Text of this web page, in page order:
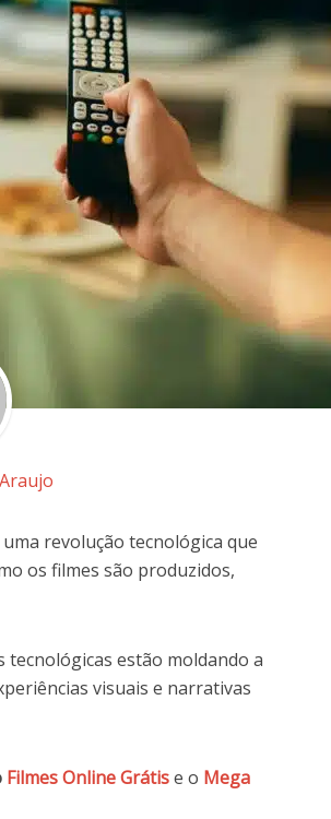
revolução tecnológica que
os filmes são produzidos,
tecnológicas estão moldando a
visuais e narrativas
Filmes Online Grátise o Mega